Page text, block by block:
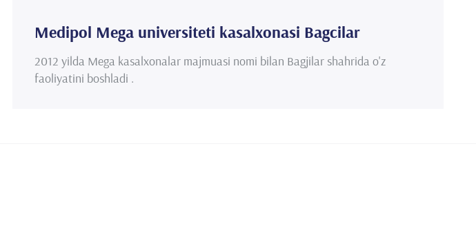
Medipol Mega universiteti kasalxonasi Bagcilar
2012 yilda Mega kasalxonalar majmuasi nomi bilan Bagjilar shahrida o'z
faoliyatini boshladi .